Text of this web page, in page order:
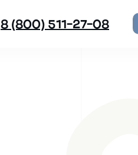
8 (800) 511-27-08